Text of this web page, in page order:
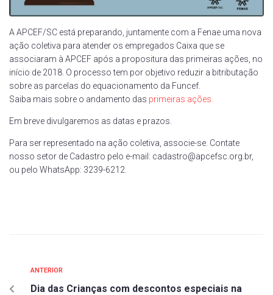
A APCEF/SC está preparando, juntamente com a Fenae uma nova
ação coletiva para atender os empregados Caixa que se
associaram à APCEF após a propositura das primeiras ações, no
início de 2018. O processo tem por objetivo reduzir a bitributação
sobre as parcelas do equacionamento da Funcef.
Saiba mais sobre o andamento das primeiras ações.
Em breve divulgaremos as datas e prazos.
Para ser representado na ação coletiva, associe-se. Contate
nosso setor de Cadastro pelo e-mail: cadastro@apcefsc.org.br,
ou pelo WhatsApp: 3239-6212.
ANTERIOR
Dia das Crianças com descontos especiais na